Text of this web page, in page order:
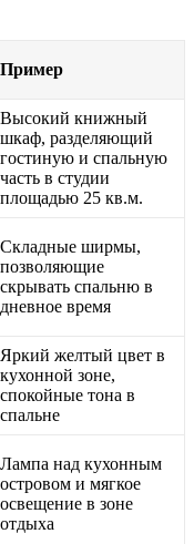
Пример
Высокий книжный
шкаф, разделяющий
гостиную и спальную
часть в студии
площадью 25 кв.м.
Складные ширмы,
позволяющие
скрывать спальню в
дневное время
Яркий желтый цвет в
кухонной зоне,
спокойные тона в
спальне
Лампа над кухонным
островом и мягкое
освещение в зоне
отдыха